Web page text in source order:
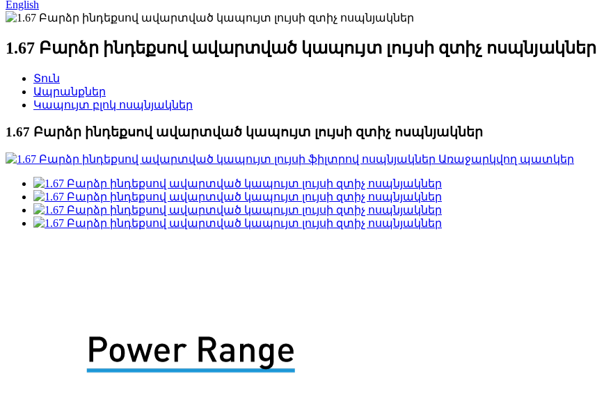
English
1.67 Բարձր ինդեքսով ավարտված կապույտ լույսի զտիչ ոսպնյակներ
Տուն
Ապրանքներ
Կապույտ բլոկ ոսպնյակներ
1.67 Բարձր ինդեքսով ավարտված կապույտ լույսի զտիչ ոսպնյակներ